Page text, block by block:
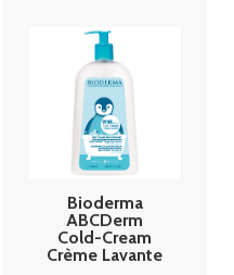
Bioderma
ABCDerm
Cold-Cream
Crème Lavante